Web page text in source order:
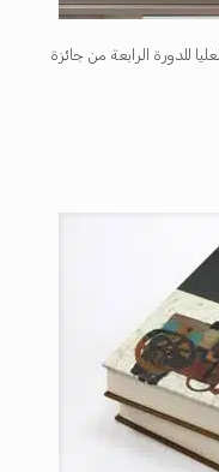
للدورة الرابعة من جائزة